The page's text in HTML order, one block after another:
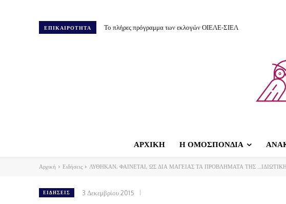
ΕΠΙΚΑΙΡΟΤΗΤΑ Το πλήρες πρόγραμμα των εκλογών ΟΙΕΛΕ-ΣΙΕΛ
ΑΡΧΙΚΗ Η ΟΜΟΣΠΟΝΔΙΑ
Αρχική Ειδήσεις ΛΥΘΗΚΑΝ, ΦΑΙΝΕΤΑΙ, ΩΣ ΔΙΑ ΜΑΓΕΙΑΣ ΤΑ ΠΡΟΒΛΗΜΑΤΑ ΤΗΣ
ΕΙΔΉΣΕΙΣ 3 Δεκεμβρίου 2015